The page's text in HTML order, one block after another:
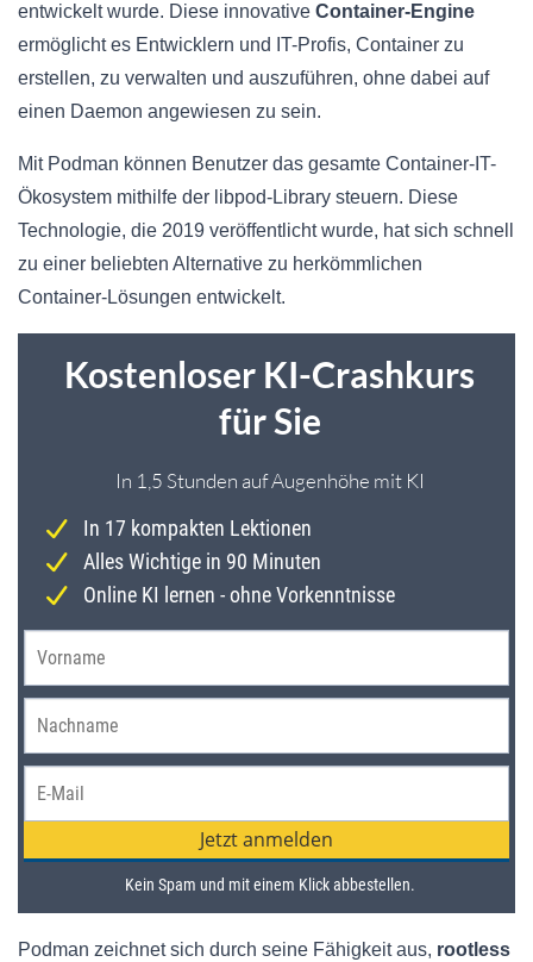
entwickelt wurde. Diese innovative Container-Engine
ermöglicht es Entwicklern und IT-Profis, Container zu
erstellen, zu verwalten und auszuführen, ohne dabei auf
einen Daemon angewiesen zu sein.
Mit Podman können Benutzer das gesamte Container-IT-
Ökosystem mithilfe der libpod-Library steuern. Diese
Technologie, die 2019 veröffentlicht wurde, hat sich schnell
zu einer beliebten Alternative zu herkömmlichen
Container-Lösungen entwickelt.
Podman zeichnet sich durch seine Fähigkeit aus, rootless